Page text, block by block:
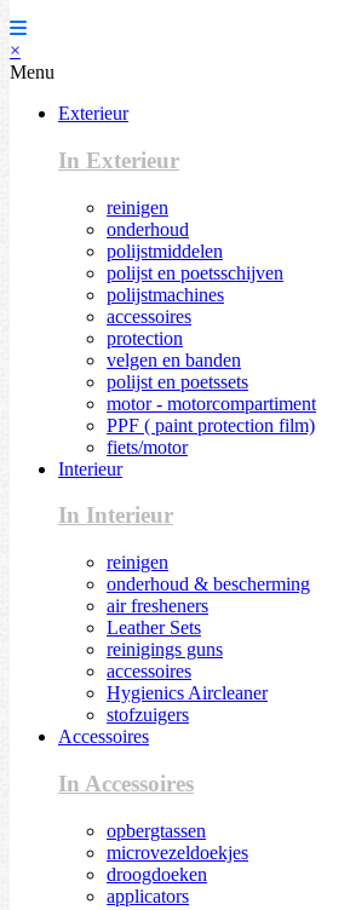
×
Menu
Exterieur
In Exterieur
reinigen
onderhoud
polijstmiddelen
polijst en poetsschijven
polijstmachines
accessoires
protection
velgen en banden
polijst en poetssets
motor - motorcompartiment
PPF ( paint protection film)
fiets/motor
Interieur
In Interieur
reinigen
onderhoud & bescherming
air fresheners
Leather Sets
reinigings guns
accessoires
Hygienics Aircleaner
stofzuigers
Accessoires
In Accessoires
opbergtassen
microvezeldoekjes
droogdoeken
applicators